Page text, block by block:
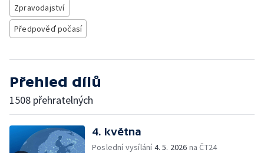
Zpravodajství
Předpověď počasí
Přehled dílů
1508 přehratelných
4. května
Poslední vysílání4. 5. 2026 na ČT24